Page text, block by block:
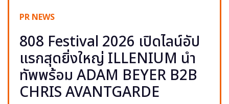
PR NEWS
808 Festival 2026 เปิดไลน์อัป
แรกสุดยิ่งใหญ่ ILLENIUM นำ
ทัพพร้อม ADAM BEYER B2B
CHRIS AVANTGARDE